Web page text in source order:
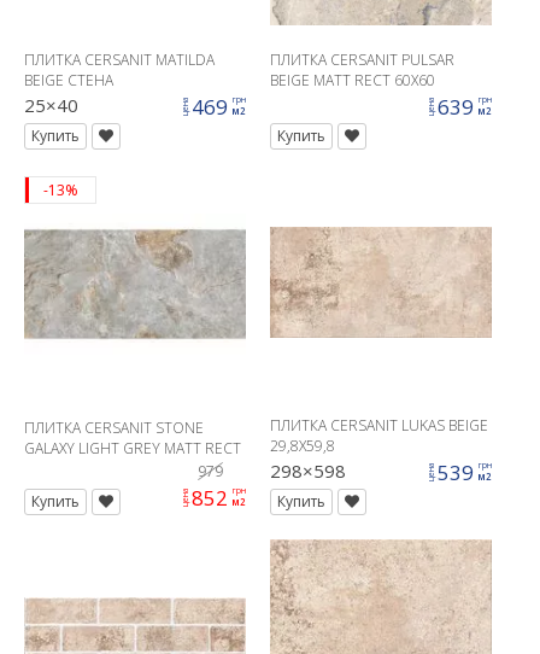
ПЛИТКА CERSANIT MATILDA
BEIGE СТЕНА
25×40 цена 469 грн
м2
Купить
ПЛИТКА CERSANIT PULSAR
BEIGE MATT RECT 60X60
цена 639 грн
м2
Купить
-13%
ПЛИТКА CERSANIT STONE
GALAXY LIGHT GREY MATT RECT
979
Купить
цена 852 грн
м2
ПЛИТКА CERSANIT LUKAS BEIGE
29,8X59,8
298×598 цена 539 грн
м2
Купить